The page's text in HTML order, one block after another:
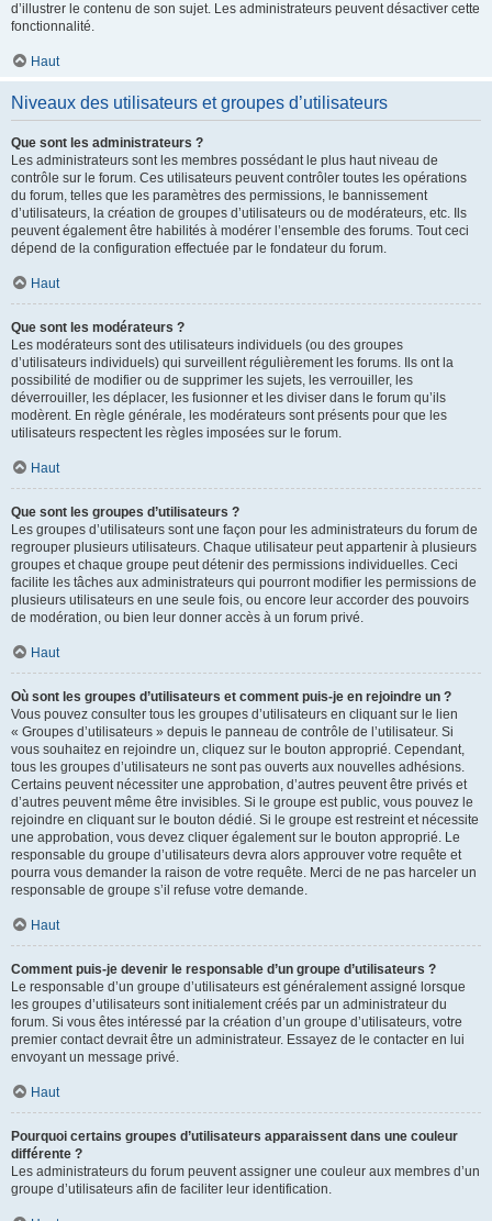
d’illustrer le contenu de son sujet. Les administrateurs peuvent désactiver cette
fonctionnalité.
Haut
Niveaux des utilisateurs et groupes d’utilisateurs
Que sont les administrateurs ?
Les administrateurs sont les membres possédant le plus haut niveau de
contrôle sur le forum. Ces utilisateurs peuvent contrôler toutes les opérations
du forum, telles que les paramètres des permissions, le bannissement
d’utilisateurs, la création de groupes d’utilisateurs ou de modérateurs, etc. Ils
peuvent également être habilités à modérer l’ensemble des forums. Tout ceci
dépend de la configuration effectuée par le fondateur du forum.
Haut
Que sont les modérateurs ?
Les modérateurs sont des utilisateurs individuels (ou des groupes
d’utilisateurs individuels) qui surveillent régulièrement les forums. Ils ont la
possibilité de modifier ou de supprimer les sujets, les verrouiller, les
déverrouiller, les déplacer, les fusionner et les diviser dans le forum qu’ils
modèrent. En règle générale, les modérateurs sont présents pour que les
utilisateurs respectent les règles imposées sur le forum.
Haut
Que sont les groupes d’utilisateurs ?
Les groupes d’utilisateurs sont une façon pour les administrateurs du forum de
regrouper plusieurs utilisateurs. Chaque utilisateur peut appartenir à plusieurs
groupes et chaque groupe peut détenir des permissions individuelles. Ceci
facilite les tâches aux administrateurs qui pourront modifier les permissions de
plusieurs utilisateurs en une seule fois, ou encore leur accorder des pouvoirs
de modération, ou bien leur donner accès à un forum privé.
Haut
Où sont les groupes d’utilisateurs et comment puis-je en rejoindre un ?
Vous pouvez consulter tous les groupes d’utilisateurs en cliquant sur le lien
« Groupes d’utilisateurs » depuis le panneau de contrôle de l’utilisateur. Si
vous souhaitez en rejoindre un, cliquez sur le bouton approprié. Cependant,
tous les groupes d’utilisateurs ne sont pas ouverts aux nouvelles adhésions.
Certains peuvent nécessiter une approbation, d’autres peuvent être privés et
d’autres peuvent même être invisibles. Si le groupe est public, vous pouvez le
rejoindre en cliquant sur le bouton dédié. Si le groupe est restreint et nécessite
une approbation, vous devez cliquer également sur le bouton approprié. Le
responsable du groupe d’utilisateurs devra alors approuver votre requête et
pourra vous demander la raison de votre requête. Merci de ne pas harceler un
responsable de groupe s’il refuse votre demande.
Haut
Comment puis-je devenir le responsable d’un groupe d’utilisateurs ?
Le responsable d’un groupe d’utilisateurs est généralement assigné lorsque
les groupes d’utilisateurs sont initialement créés par un administrateur du
forum. Si vous êtes intéressé par la création d’un groupe d’utilisateurs, votre
premier contact devrait être un administrateur. Essayez de le contacter en lui
envoyant un message privé.
Haut
Pourquoi certains groupes d’utilisateurs apparaissent dans une couleur
différente ?
Les administrateurs du forum peuvent assigner une couleur aux membres d’un
groupe d’utilisateurs afin de faciliter leur identification.